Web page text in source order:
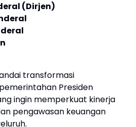
(Dirjen)
transformasi
Presiden
ingin memperkuat kinerja
pengawasan keuangan